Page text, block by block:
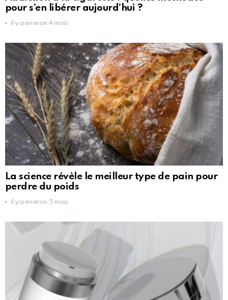
pour s’en libérer aujourd’hui ?
il y a environ 4 mois
La science révèle le meilleur type de pain pour
perdre du poids
il y a environ 5 mois